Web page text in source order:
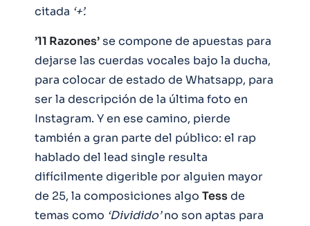
citada ‘+’.
’11 Razones’se compone de apuestas para
dejarse las cuerdas vocales bajo la ducha,
para colocar de estado de Whatsapp, para
ser la descripción de la última foto en
Instagram. Y en ese camino, pierde
también a gran parte del público: el rap
hablado del lead single resulta
difícilmente digerible por alguien mayor
de 25, la composiciones algo Tessde
temas como ‘Dividido’no son aptas para